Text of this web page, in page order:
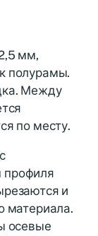
мм,
полурамы.
Между
по месту.
профиля
и
материала.
осевые